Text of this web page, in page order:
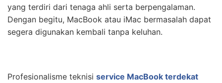
yang terdiri dari tenaga ahli serta berpengalaman.
Dengan begitu, MacBook atau iMac bermasalah dapat
segera digunakan kembali tanpa keluhan.
Profesionalisme teknisi service MacBook terdekat